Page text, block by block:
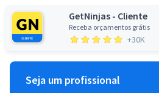
GetNinjas - Cliente
Receba orçamentos grátis
+30K
Seja um profissional